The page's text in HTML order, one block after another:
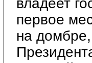
владеет
первое
на